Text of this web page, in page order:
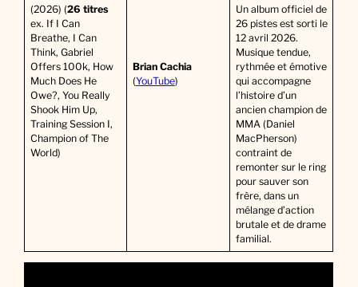
(2026) (26 titres
ex. If I Can
Breathe, I Can
Think, Gabriel
Offers 100k, How
Much Does He
Owe?, You Really
Shook Him Up,
Training Session I,
Champion of The
World)
Brian Cachia
(YouTube)
Un album officiel de
26 pistes est sorti le
12 avril 2026.
Musique tendue,
rythmée et émotive
qui accompagne
l’histoire d’un
ancien champion de
MMA (Daniel
MacPherson)
contraint de
remonter sur le ring
pour sauver son
frère, dans un
mélange d’action
brutale et de drame
familial.